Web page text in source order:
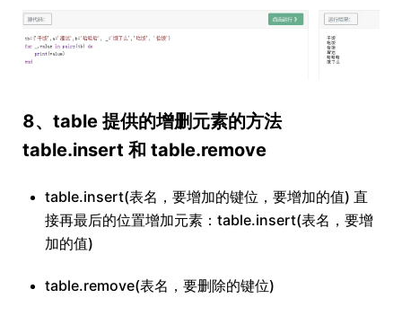
8、table 提供的增删元素的方法
table.insert 和 table.remove
table.insert(表名，要增加的键位，要增加的值) 直
接再最后的位置增加元素：table.insert(表名，要增
加的值)
table.remove(表名，要删除的键位)